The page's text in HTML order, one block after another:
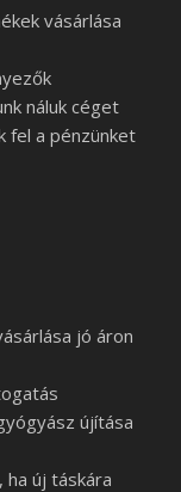
vásárlása
náluk céget
fel a pénzünket
jó áron
újítása
ha új táskára